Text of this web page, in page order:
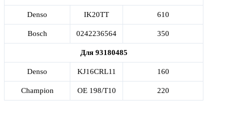
Denso IK20TT 610
Bosch 0242236564 350
Для 93180485
Denso KJ16CRL11 160
Champion OE 198/T10 220